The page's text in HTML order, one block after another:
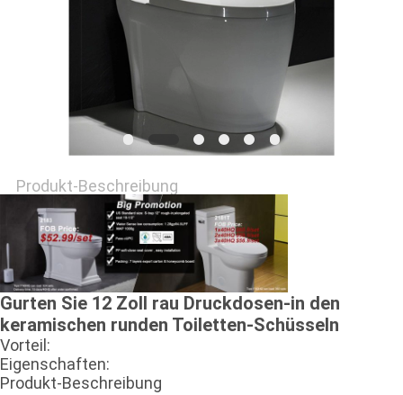
Produkt-Beschreibung
Gurten Sie 12 Zoll rau Druckdosen-in den
keramischen runden Toiletten-Schüsseln
Vorteil:
Eigenschaften:
Produkt-Beschreibung